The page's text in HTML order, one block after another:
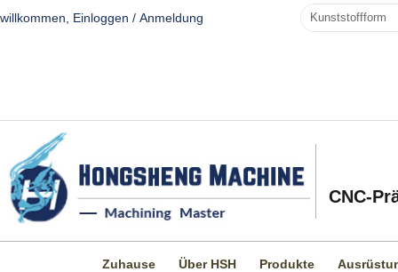
willkommen, Einloggen / Anmeldung
CNC-
Zuhause Über HSH Produkte